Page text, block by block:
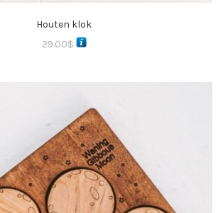
Houten klok
29.00$